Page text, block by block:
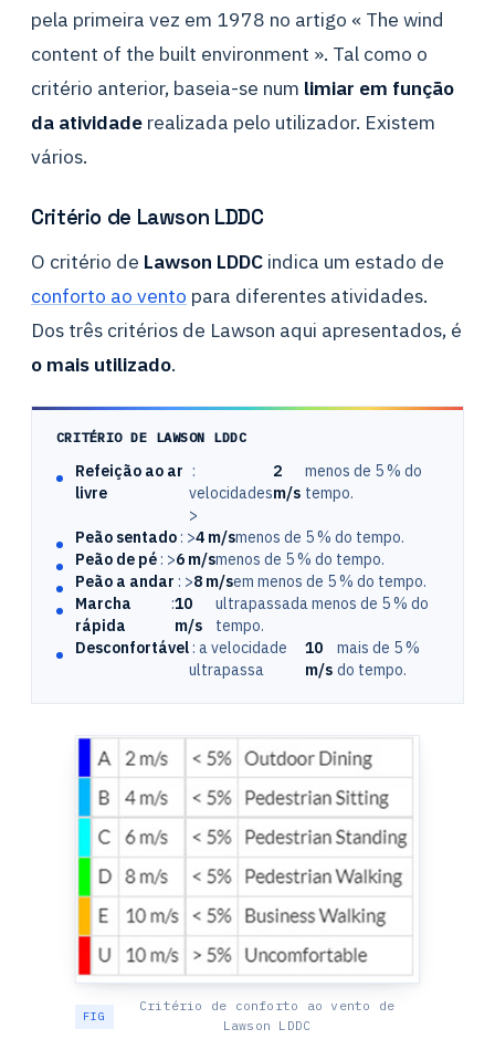
pela primeira vez em 1978 no artigo « The wind
content of the built environment ». Tal como o
critério anterior, baseia-se num limiar em função
da atividade realizada pelo utilizador. Existem
vários.
Critério de Lawson LDDC
O critério de Lawson LDDC indica um estado de
conforto ao vento para diferentes atividades.
Dos três critérios de Lawson aqui apresentados, é
o mais utilizado.
CRITÉRIO DE LAWSON LDDC
Refeição ao ar
livre
:
velocidades
>
2
m/s
menos de 5 % do
tempo.
Peão sentado : >4 m/smenos de 5 % do tempo.
Peão de pé : >6 m/smenos de 5 % do tempo.
Peão a andar : >8 m/sem menos de 5 % do tempo.
Marcha
rápida
:10
m/s
ultrapassada menos de 5 % do
tempo.
Desconfortável : a velocidade
ultrapassa
10
m/s
mais de 5 %
do tempo.
Critério de conforto ao vento de
Lawson LDDC